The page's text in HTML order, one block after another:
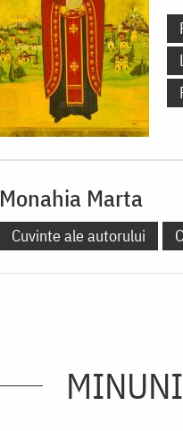
Monahia Marta
Cuvinte ale autorului